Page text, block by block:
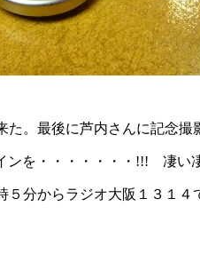
。最後に芦内さんに記念
を・・・・・・・!!! 凄い
分からラジオ大阪１３１４